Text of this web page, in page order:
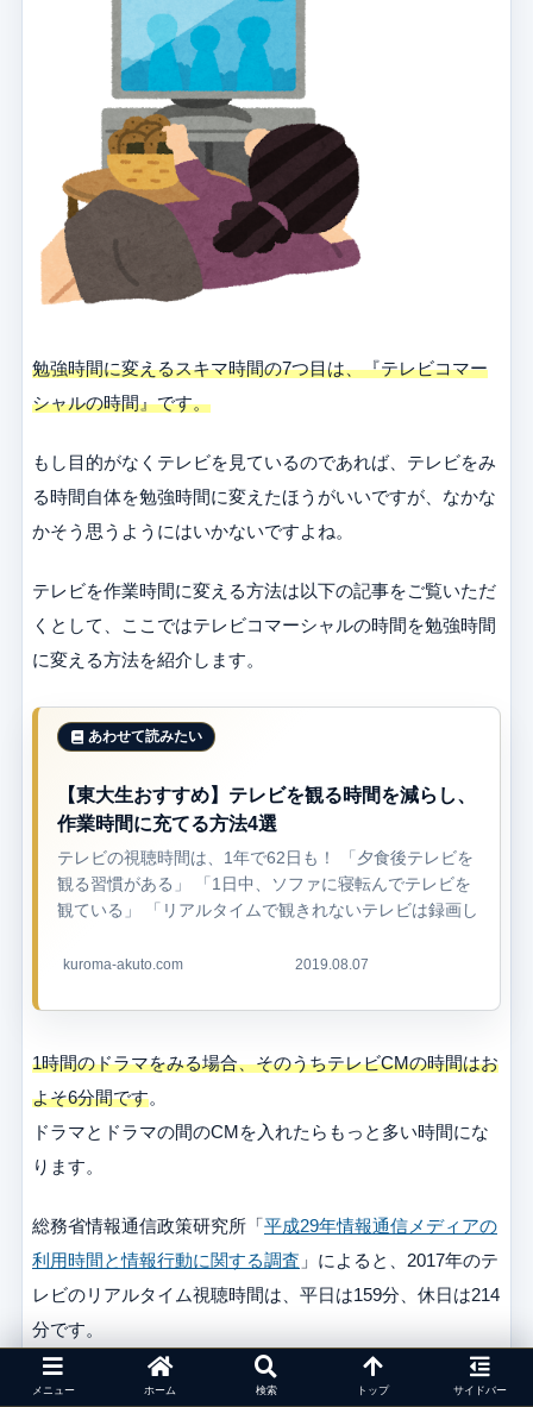
勉強時間に変えるスキマ時間の7つ目は、『テレビコマー
シャルの時間』です。
もし目的がなくテレビを見ているのであれば、テレビをみ
る時間自体を勉強時間に変えたほうがいいですが、なかな
かそう思うようにはいかないですよね。
テレビを作業時間に変える方法は以下の記事をご覧いただ
くとして、ここではテレビコマーシャルの時間を勉強時間
に変える方法を紹介します。
【東大生おすすめ】テレビを観る時間を減らし、
作業時間に充てる方法4選
テレビの視聴時間は、1年で62日も！ 「夕食後テレビを
観る習慣がある」 「1日中、ソファに寝転んでテレビを
観ている」 「リアルタイムで観きれないテレビは録画し
私達は、実際...
kuroma-akuto.com 2019.08.07
1時間のドラマをみる場合、そのうちテレビCMの時間はお
よそ6分間です。
ドラマとドラマの間のCMを入れたらもっと多い時間にな
ります。
総務省情報通信政策研究所「平成29年情報通信メディアの
利用時間と情報行動に関する調査 」によると、2017年のテ
レビのリアルタイム視聴時間は、平日は159分、休日は214
分です。
テレビを観ている時間の10分の1がCMの時間だとすると、
メニュー ホーム 検索 トップ サイドバー